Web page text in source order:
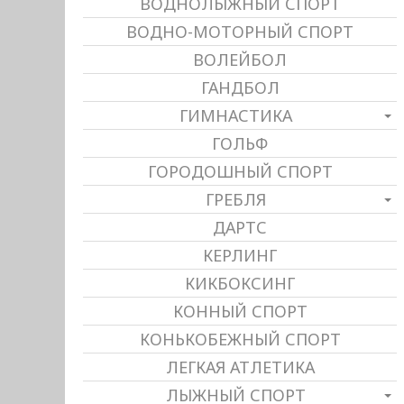
ВОДНО-МОТОРНЫЙ СПОРТ
ВОЛЕЙБОЛ
ГАНДБОЛ
ГИМНАСТИКА
ГОЛЬФ
ГОРОДОШНЫЙ СПОРТ
ГРЕБЛЯ
ДАРТС
КЕРЛИНГ
КИКБОКСИНГ
КОННЫЙ СПОРТ
КОНЬКОБЕЖНЫЙ СПОРТ
ЛЕГКАЯ АТЛЕТИКА
ЛЫЖНЫЙ СПОРТ